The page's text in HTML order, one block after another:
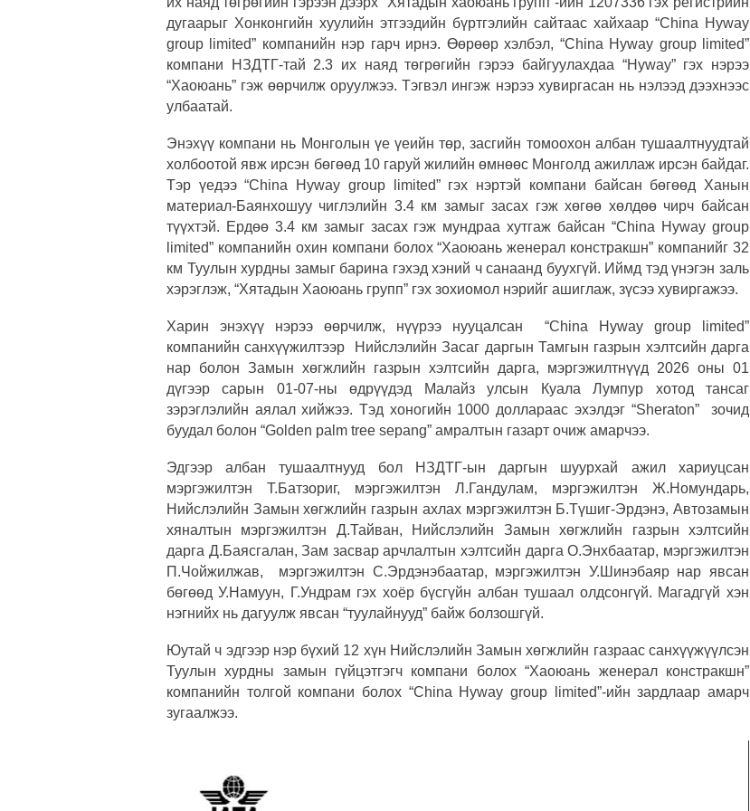
дугаарыг Хонконгийн хуулийн этгээдийн бүртгэлийн сайтаас хайхаар “Chinа Hyway
group limited” компанийн нэр гарч ирнэ. Өөрөөр хэлбэл, “Chinа Hyway group limited”
компани НЗДТГ-тай 2.3 их наяд төгрөгийн гэрээ байгуулахдаа “Hyway” гэх нэрээ
“Хаоюань” гэж өөрчилжоруулжээ. Тэгвэл ингэж нэрээ хувиргасан нь нэлээд дээхнээс
улбаатай.
Энэхүү компани нь Монголын үе үеийн төр, засгийн томоохон албан тушаалтнуудтай
холбоотой явж ирсэн бөгөөд 10 гаруй жилийн өмнөөс Монголд ажиллаж ирсэн байдаг.
Тэр үедээ“Chinа Hyway group limited” гэх нэртэй компани байсан бөгөөд Ханын
материал-Баянхошуу чиглэлийн 3.4 км замыг засах гэж хөгөө хөлдөө чирч байсан
түүхтэй. Ердөө 3.4 км замыг засах гэж мундраа хутгаж байсан “Chinа Hyway group
limited” компанийн охин компани болох “Хаоюань женерал констракшн” компанийг 32
км Туулын хурдны замыг барина гэхэд хэний ч санаанд буухгүй. Иймд тэд үнэгэн заль
хэрэглэж, “Хятадын Хаоюань групп” гэх зохиомол нэрийг ашиглаж, зүсээ хувиргажээ.
Харин энэхүү нэрээ өөрчилж, нүүрээ нууцалсан “China Hyway group limited”
компанийн санхүүжилтээр Нийслэлийн Засаг даргын Тамгын газрын хэлтсийн дарга
нар болон Замын хөгжлийн газрын хэлтсийн дарга, мэргэжилтнүүд 2026 оны 01
дүгээр сарын 01-07-ны өдрүүдэд Малайз улсын Куала Лумпур хотод тансаг
зэрэглэлийн аялал хийжээ. Тэд хоногийн 1000 доллараас эхэлдэг “Sheraton”
зочид
буудал болон “Golden palm tree sepang” амралтын газарт очиж амарчээ.
Эдгээр албан тушаалтнууд бол НЗДТГ-ын даргын шуурхай ажил хариуцсан
мэргэжилтэн Т.Батзориг, мэргэжилтэн Л.Гандулам, мэргэжилтэн Ж.Номундарь,
Нийслэлийн Замын хөгжлийн газрын ахлах мэргэжилтэн Б.Түшиг-Эрдэнэ, Автозамын
хяналтын мэргэжилтэн Д.Тайван, Нийслэлийн Замын хөгжлийн газрын хэлтсийн
дарга Д.Баясгалан, Зам засвар арчлалтын хэлтсийн дарга О.Энхбаатар, мэргэжилтэн
П.Чойжилжав, мэргэжилтэн С.Эрдэнэбаатар, мэргэжилтэн У.Шинэбаяр нар явсан
бөгөөд У.Намуун, Г.Ундрам гэх хоёр бүсгүйн албан тушаал олдсонгүй. Магадгүй хэн
нэгнийх нь дагуулж явсан “туулайнууд” байж болзошгүй.
Юутай ч эдгээр нэр бүхий 12 хүн Нийслэлийн Замын хөгжлийн газраас санхүүжүүлсэн
Туулын хурдны замын гүйцэтгэгч компани болох “Хаоюань женерал констракшн”
компанийн толгой компани болох “Chinа Hyway group limited”-ийн зардлаар амарч
зугаалжээ.